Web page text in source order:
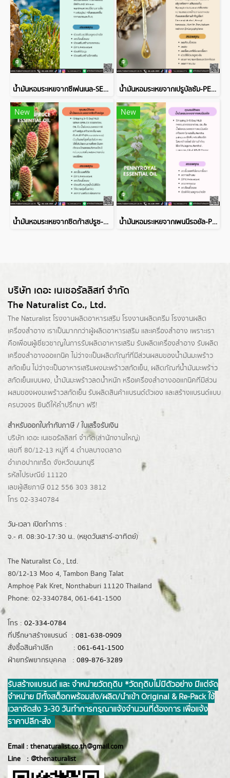
น้ำมันหอมระเหยจากซีเฟนเนล-SEA FENNEL ESSENTIAL OIL น้ำมันหอมระเหยจากเปรูบัลซัม-PERU BALSAM ESSENTIAL OIL
New
น้ำมันหอมระเหยจากซิตก้าสปรูซ-SITKA SPRUCE ESSENTIAL OIL
New
น้ำมันหอมระเหยจากเพนนีรอยัล-PENNYROYAL ESSENTIAL OIL
บริษัท เดอะ เนเชอรัลลิสท์ จำกัด
The Naturalist Co., Ltd.
The Naturalist โรงงานผลิตอาหารเสริม โรงงานผลิตครีม โรงงานผลิต
เครื่องสำอาง เราเป็นมากกว่าผู้ผลิตอาหารเสริม และเครื่องสำอาง เพราะเรา
คือเพื่อนผู้เชี่ยวชาญในการรับผลิตอาหารเสริม รับผลิตเครื่องสำอาง รับผลิต
เครื่องสำอางออแกนิค ไม่ว่าจะเป็นผลิตภัณฑ์ที่มีส่วนผสมของน้ำมันมะพร้าว
สกัดเย็น ไม่ว่าจะเป็นอาหารเสริมผงมะพร้าวสกัดเย็น, ผลิตภัณฑ์น้ำมันมะพร้าว
สกัดเย็นแบบผง, น้ำมันมะพร้าวลดน้ำหนัก หรือเครื่องสำอางออแกนิคที่มีส่วน
ผสมของผงมะพร้าวสกัดเย็น รับผลิตสินค้าแบรนด์ตัวเอง และสร้างแบรนด์แบบ
ครบวงจร ยินดีให้คำปรึกษา ฟรี!
สำหรับออกใบกำกับภาษี / ใบเสร็จรับเงิน
บริษัท เดอะ เนเชอรัลลิสท์ จำกัด(ส่านักงานใหญ่)
เลขที่ 80/12-13 หมู่ที่ 4 ตำบลบางตลาด
อำเภอปากเกร็ด จังหวัดนนทบุรี
รหัสไปรษณีย์ 11120
เลขผู้เสียภาษี 012 556 303 3812
โทร 02-3340784
วัน-เวลา เปิดทำการ :
จ.- ศ. 08:30-17:30 น.. (หยุดวันเสาร์-อาทิตย์)
The Naturalist Co., Ltd.
80/12-13 Moo 4, Tambon Bang Talat
Amphoe Pak Kret, Nonthaburi 11120 Thailand
Phone: 02-3340784, 061-641-1500
โทร : 02-334-0784
ที่ปรึกษาสร้างแบรนด์ : 081-638-0909
สั่งซื้อสินค้าปลีก : 061-641-1500
ฝ่ายทรัพยากรบุคคล : 089-876-3289
รับสร้างแบรนด์ และ จำหน่ายวัตถุดิบ *วัตถุดิบไม่มีตัวอย่าง มีแต่จัด
จำหน่าย มีทั้งสต็อกพร้อมส่ง/ผลิต/นำเข้า Original & Re-Pack ใช้
เวลาจัดส่ง 3-30 วันทำการ กรุณาแจ้งจำนวนที่ต้องการ เพื่อแจ้ง
ราคาปลีก-ส่ง
Email : thenaturalist.co.th@gmail.com
Line : @thenaturalist